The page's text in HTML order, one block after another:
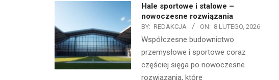
Hale sportowe i stalowe –
nowoczesne rozwiązania
BY: REDAKCJA ON: 8 LUTEGO, 2026
Współczesne budownictwo
przemysłowe i sportowe coraz
częściej sięga po nowoczesne
rozwiązania, które